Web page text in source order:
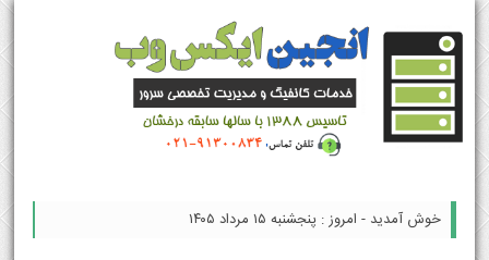
خوش آمدید - امروز : پنجشنبه ۱۵ مرداد ۱۴۰۵